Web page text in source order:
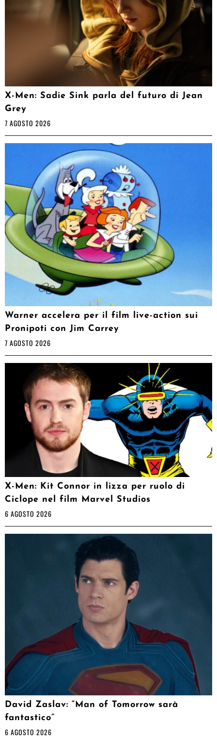
X-Men: Sadie Sink parla del futuro di Jean
Grey
7 AGOSTO 2026
Warner accelera per il film live-action sui
Pronipoti con Jim Carrey
7 AGOSTO 2026
X-Men: Kit Connor in lizza per ruolo di
Ciclope nel film Marvel Studios
6 AGOSTO 2026
David Zaslav: “Man of Tomorrow sarà
fantastico”
6 AGOSTO 2026